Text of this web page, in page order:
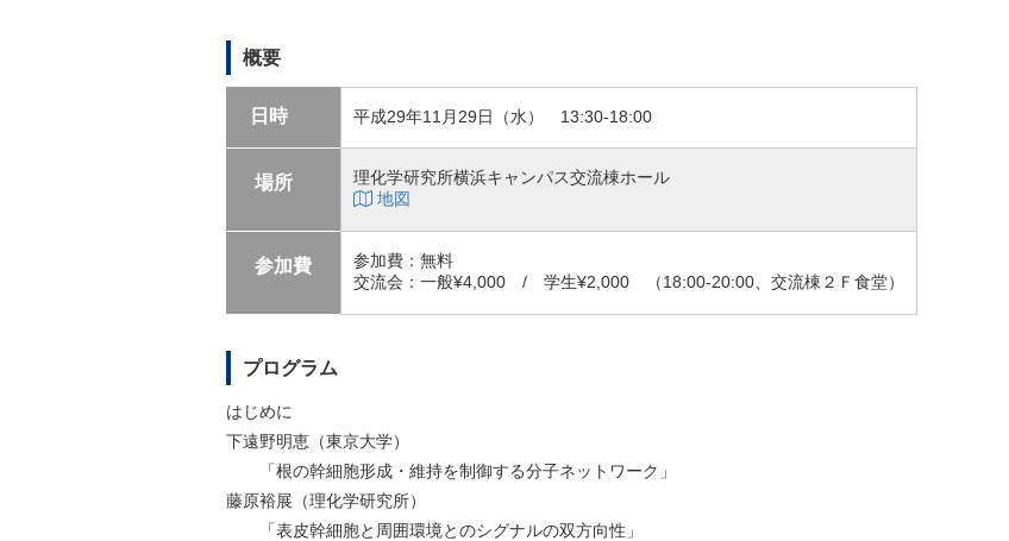
概要
日時 平成29年11月29日（水） 13:30-18:00
場所
理化学研究所横浜キャンパス交流棟ホール
地図
参加費
参加費：無料
交流会：一般¥4,000 / 学生¥2,000 （18:00-20:00、交流棟２Ｆ食堂）
プログラム
はじめに
下遠野明恵（東京大学）
「根の幹細胞形成・維持を制御する分子ネットワーク」
藤原裕展（理化学研究所）
「表皮幹細胞と周囲環境とのシグナルの双方向性」